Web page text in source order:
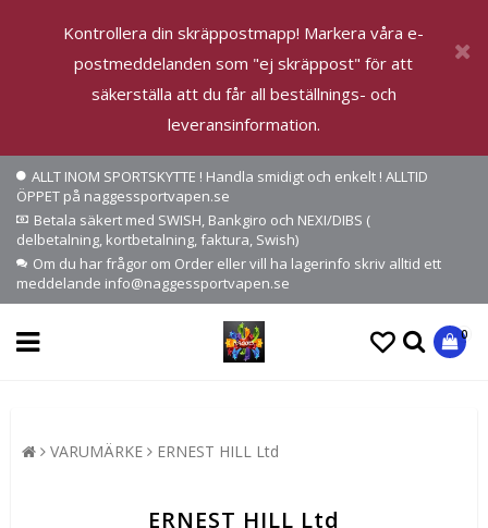
Kontrollera din skräppostmapp! Markera våra e-
postmeddelanden som "ej skräppost" för att
säkerställa att du får all beställnings- och
leveransinformation.
ALLT INOM SPORTSKYTTE ! Handla smidigt och enkelt ! ALLTID
ÖPPET på naggessportvapen.se
Betala säkert med SWISH, Bankgiro och NEXI/DIBS (
delbetalning, kortbetalning, faktura, Swish)
Om du har frågor om Order eller vill ha lagerinfo skriv alltid ett
meddelande info@naggessportvapen.se
0
VARUMÄRKE ERNEST HILL Ltd
ERNEST HILL Ltd